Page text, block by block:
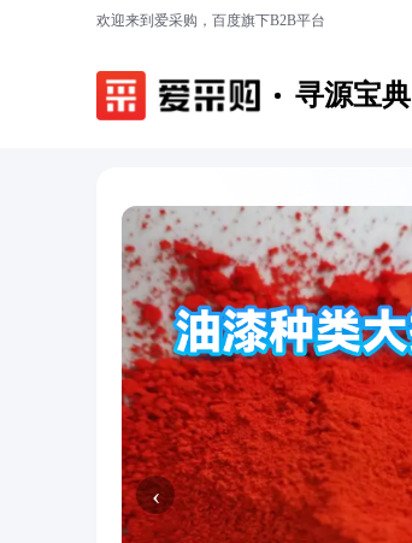
欢迎来到爱采购，百度旗下B2B平台
寻源宝典
‹